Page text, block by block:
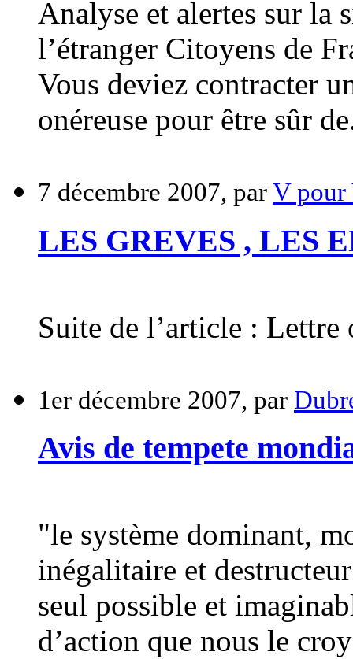
Analyse et alertes sur la
l’étranger Citoyens de
Vous deviez contracter
onéreuse pour être sûr
7 décembre 2007, parV pour
LES GREVES , LES
Suite de l’article : Lettre
1er décembre 2007, par
Avis de tempete
"le système dominant,
inégalitaire et
seul possible et
d’action que nous le